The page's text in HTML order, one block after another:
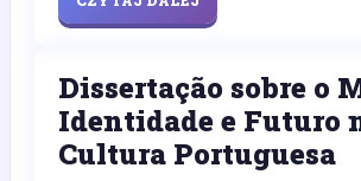
Dissertação sobre o
Identidade e Futuro
Cultura Portuguesa